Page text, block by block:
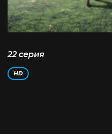
22 серия
HD